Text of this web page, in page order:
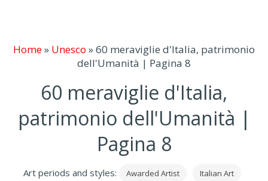
Home» Unesco »60 meraviglie d'Italia, patrimonio
dell'Umanità | Pagina 8
60 meraviglie d'Italia,
patrimonio dell'Umanità |
Pagina 8
Art periods and styles: Awarded Artist Italian Art